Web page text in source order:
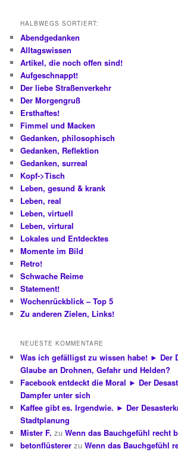
HALBWEGS SORTIERT:
Abendgedanken
Alltagswissen
Artikel, die noch offen sind!
Aufgeschnappt!
Der liebe Straßenverkehr
Der Morgengruß
Ersthaftes!
Fimmel und Macken
Gedanken, philosophisch
Gedanken, Reflektion
Gedanken, surreal
Kopf->Tisch
Leben, gesund & krank
Leben, real
Leben, virtuell
Leben, virtural
Lokales und Entdecktes
Momente im Bild
Retro!
Schwache Reime
Statement!
Wochenrückblick – Top 5
Zu anderen Zielen, Links!
NEUESTE KOMMENTARE
Was ich gefälligst zu wissen habe! ► Der
Glaube an Drohnen, Gefahr und Helden?
Facebook entdeckt die Moral ► Der
Dampfer unter sich
Kaffee gibt es. Irgendwie. ► Der
Stadtplanung
Mister F. zuWenn das Bauchgefühl recht
betonflüsterer zuWenn das Bauchgefühl